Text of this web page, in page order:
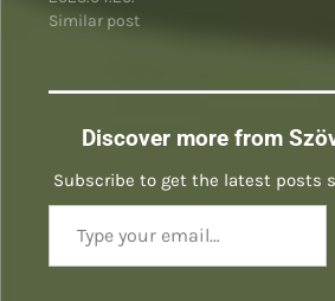
Similar post
Discover more from
Subscribe to get the latest posts
Type your email…